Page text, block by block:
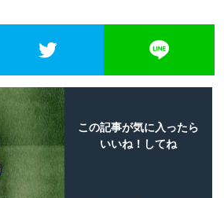
FACEBOOKでシェア TWITTERでシェア
この記事が気に入ったら
いいね！してね